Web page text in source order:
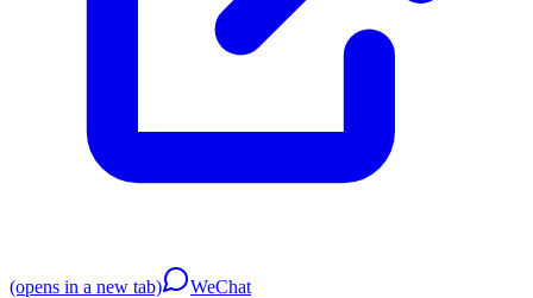
(opens in a new tab) WeChat